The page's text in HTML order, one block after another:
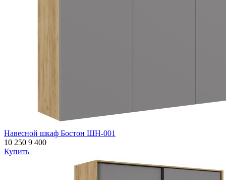
Навесной шкаф Бостон ШН-001
10 250 9 400
Купить